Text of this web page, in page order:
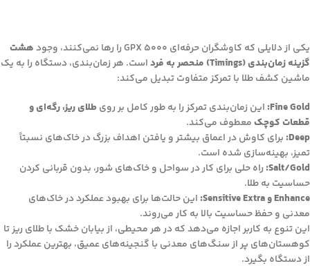
یکی از دلایلی که کاوشگران حرفه‌ای GPX 5000 را رها نمی‌کنند، وجود
هشت
گزینه زمان‌بندی (Timings) منحصر به فرد
است. هر زمان‌بندی، دستگاه را به یک
ماشین کشف طلا با تمرکز متفاوت تبدیل می‌کند:
Fine Gold: این زمان‌بندی تمرکز را به طور کامل بر روی طلای ریز، رگه‌ای و
قطعات کوچکمعطوف می‌کند.
Deep: برای کاوش در اعماق بیشتر و یافتن اهداف بزرگ در خاک‌های نسبتاً
تمیز، بهینه‌سازی شده است.
Salt/Gold: راه حلی برای کار در سواحل و خاک‌های شور، بدون قربانی کردن
حساسیت به طلا.
Enhance و Sensitive Extra:
این حالت‌ها برای بهبود عملکرد در خاک‌های
معدنی و حفظ حساسیت بالا به کار می‌روند.
این تنوع به کاربر اجازه می‌دهد که در هر محیطی، از بیابان خشک با طلای ریز تا
کوهستان‌های پر از سنگ‌های معدنی با گنجینه‌های عمیق، بهترین عملکرد را
از دستگاه بگیرد.